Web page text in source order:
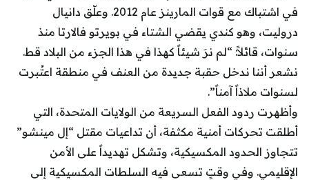
في اشتباك مع قوات المارينز عام 2012. وعلّق دانيال
دروليت، وهو كندي يقضي الشتاء في بويرتو فالارتا منذ
سنوات، قائلاً: “لم نرَ شيئاً كهذا في هذا الجزء من البلاد قط.
نشعر أننا ندخل حقبة جديدة من العنف في منطقة اعتُبرت
لسنوات ملاذاً آمناً”.
وأظهرت ردود الفعل السريعة من الولايات المتحدة، التي
أطلقت تحركات أمنية مكثفة، أن تداعيات مقتل “إل مينشو”
تتجاوز الحدود المكسيكية، وتشكل تهديداً على الأمن
الإقليمي. وفي وقتٍ تسعى فيه السلطات المكسيكية إلى